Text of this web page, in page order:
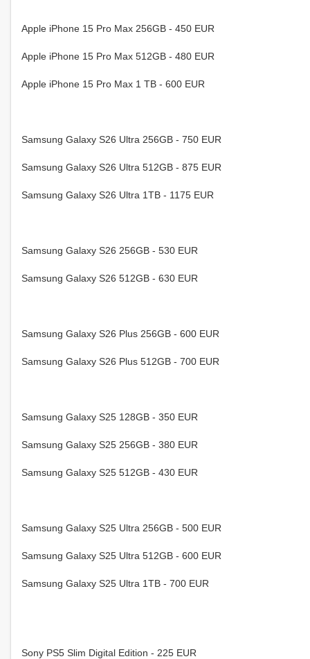
Apple iPhone 15 Pro Max 256GB - 450 EUR
Apple iPhone 15 Pro Max 512GB - 480 EUR
Apple iPhone 15 Pro Max 1 TB - 600 EUR
Samsung Galaxy S26 Ultra 256GB - 750 EUR
Samsung Galaxy S26 Ultra 512GB - 875 EUR
Samsung Galaxy S26 Ultra 1TB - 1175 EUR
Samsung Galaxy S26 256GB - 530 EUR
Samsung Galaxy S26 512GB - 630 EUR
Samsung Galaxy S26 Plus 256GB - 600 EUR
Samsung Galaxy S26 Plus 512GB - 700 EUR
Samsung Galaxy S25 128GB - 350 EUR
Samsung Galaxy S25 256GB - 380 EUR
Samsung Galaxy S25 512GB - 430 EUR
Samsung Galaxy S25 Ultra 256GB - 500 EUR
Samsung Galaxy S25 Ultra 512GB - 600 EUR
Samsung Galaxy S25 Ultra 1TB - 700 EUR
Sony PS5 Slim Digital Edition - 225 EUR